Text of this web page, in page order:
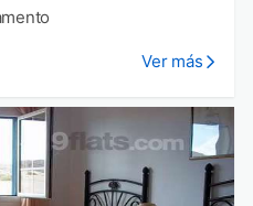
Ver más